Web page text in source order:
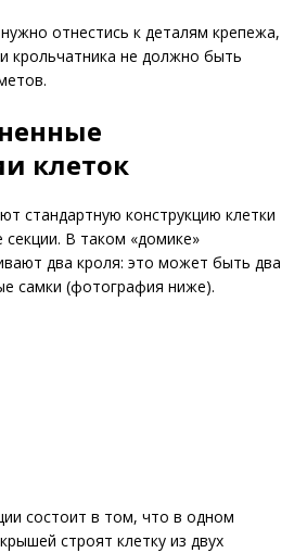
отнестись к деталям крепежа,
крольчатника не должно быть
клеток
стандартную конструкцию клетки
секции. В таком «домике»
два кроля: это может быть два
самки (фотография ниже).
состоит в том, что в одном
строят клетку из двух